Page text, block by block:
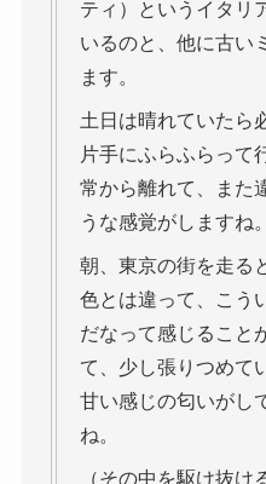
ティ）というイタリ
いるのと、他に古い
ます。
土日は晴れていたら
片手にふらふらって
常から離れて、また
うな感覚がしますね。
朝、東京の街を走る
色とは違って、こう
だなって感じること
て、少し張りつめて
甘い感じの匂いがし
ね。
（その中を駆け抜